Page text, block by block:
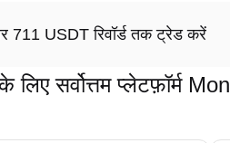
711 USDT रिवॉर्ड तक ट्रेड करें
सर्वोत्तम प्लेटफ़ॉर्म